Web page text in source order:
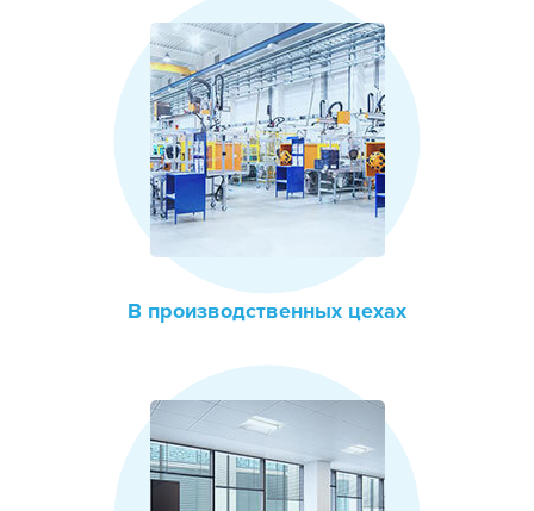
В производственных цехах